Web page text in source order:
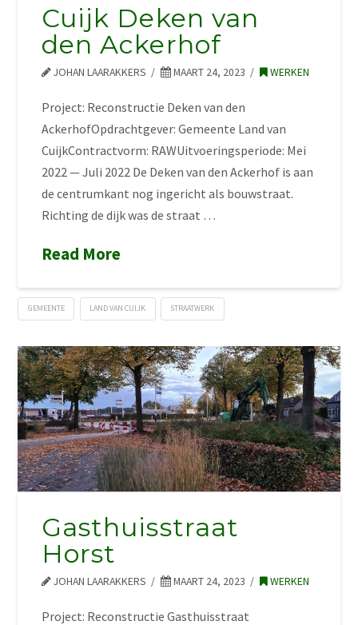
Cuijk Deken van
den Ackerhof
JOHAN LAARAKKERS MAART 24, 2023 WERKEN
Project: Reconstructie Deken van den
AckerhofOpdrachtgever: Gemeente Land van
CuijkContractvorm: RAWUitvoeringsperiode: Mei
2022 — Juli 2022 De Deken van den Ackerhof is aan
de centrumkant nog ingericht als bouwstraat.
Richting de dijk was de straat …
Read More
GEMEENTE LAND VAN CUIJK STRAATWERK
Gasthuisstraat
Horst
JOHAN LAARAKKERS MAART 24, 2023 WERKEN
Project: Reconstructie Gasthuisstraat